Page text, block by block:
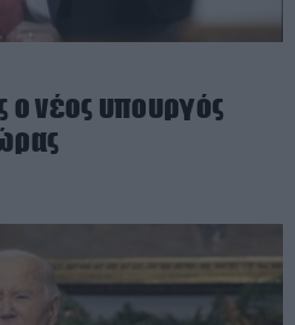
ο νέος υπουργός